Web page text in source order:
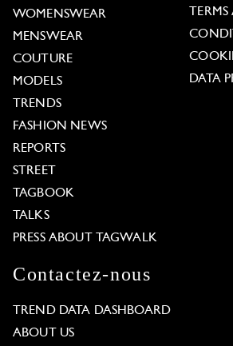
WOMENSWEAR
MENSWEAR
COUTURE
MODELS
TRENDS
FASHION NEWS
REPORTS
STREET
TAGBOOK
TALKS
PRESS ABOUT TAGWALK
DATA
Contactez-nous
TREND DATA DASHBOARD
ABOUT US